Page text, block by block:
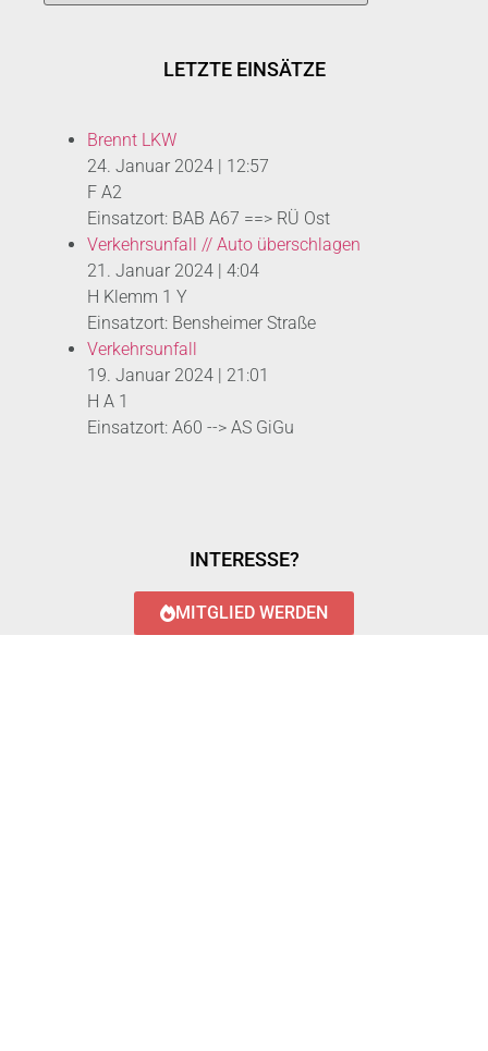
LETZTE EINSÄTZE
Brennt LKW
24. Januar 2024
12:57
F A2
Einsatzort: BAB A67 ==> RÜ Ost
Verkehrsunfall // Auto überschlagen
21. Januar 2024
4:04
H Klemm 1 Y
Einsatzort: Bensheimer Straße
Verkehrsunfall
19. Januar 2024
21:01
H A 1
Einsatzort: A60 --> AS GiGu
INTERESSE?
MITGLIED WERDEN